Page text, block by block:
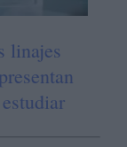
linajes